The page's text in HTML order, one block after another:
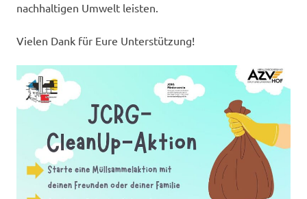
nachhaltigen Umwelt leisten.
Vielen Dank für Eure Unterstützung!